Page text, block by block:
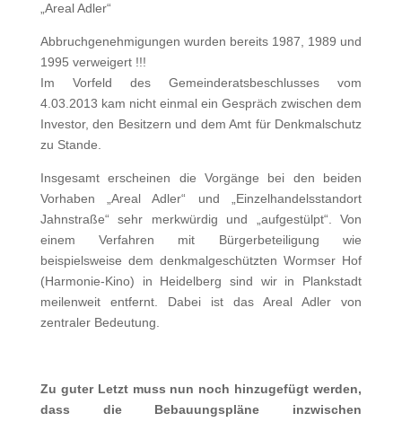
„Areal Adler“
Abbruchgenehmigungen wurden bereits 1987, 1989 und
1995 verweigert !!!
Im Vorfeld des Gemeinderatsbeschlusses vom
4.03.2013 kam nicht einmal ein Gespräch zwischen dem
Investor, den Besitzern und dem Amt für Denkmalschutz
zu Stande.
Insgesamt erscheinen die Vorgänge bei den beiden
Vorhaben „Areal Adler“ und „Einzelhandelsstandort
Jahnstraße“ sehr merkwürdig und „aufgestülpt“. Von
einem Verfahren mit Bürgerbeteiligung wie
beispielsweise dem denkmalgeschützten Wormser Hof
(Harmonie-Kino) in Heidelberg sind wir in Plankstadt
meilenweit entfernt. Dabei ist das Areal Adler von
zentraler Bedeutung.
Zu guter Letzt muss nun noch hinzugefügt werden,
dass die Bebauungspläne inzwischen